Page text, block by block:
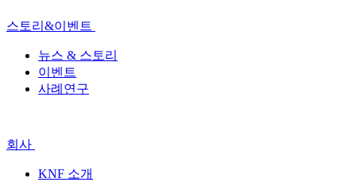
스토리&이벤트
뉴스 & 스토리
이벤트
사례연구
회사
KNF 소개